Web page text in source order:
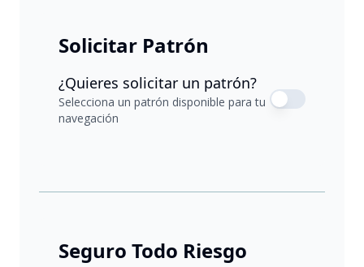
Solicitar Patrón
¿Quieres solicitar un patrón?
Selecciona un patrón disponible para tu
navegación
Seguro Todo Riesgo